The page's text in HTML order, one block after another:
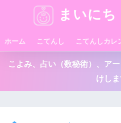
まいにち
ホーム こてんし こてんしカレ
こよみ、占い（数秘術）、ア
けし